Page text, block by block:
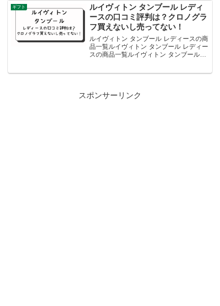
の幸運な色とされています。これらの色
は、...
ギフト
ルイヴィトン タンブール レディ
ースの口コミ評判は？クロノグラ
フ買えないし売ってない！
ルイヴィトン タンブール レディースの商
品一覧ルイヴィトン タンブール レディー
スの商品一覧ルイヴィトン タンブール
スポンサーリンク